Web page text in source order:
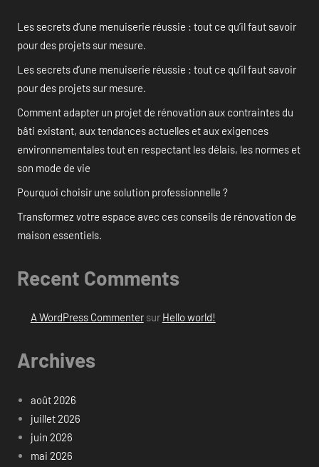
Les secrets d’une menuiserie réussie : tout ce qu’il faut savoir
pour des projets sur mesure.
Les secrets d’une menuiserie réussie : tout ce qu’il faut savoir
pour des projets sur mesure.
Comment adapter un projet de rénovation aux contraintes du
bâti existant, aux tendances actuelles et aux exigences
environnementales tout en respectant les délais, les normes et
son mode de vie
Pourquoi choisir une solution professionnelle ?
Transformez votre espace avec ces conseils de rénovation de
maison essentiels.
Recent Comments
A WordPress Commentersur Hello world!
Archives
août 2026
juillet 2026
juin 2026
mai 2026